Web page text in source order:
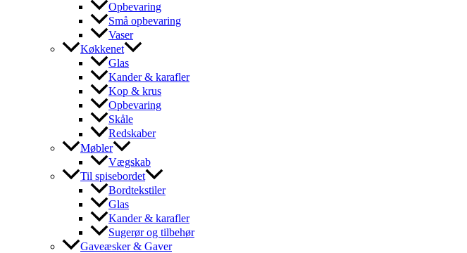
Opbevaring
Små opbevaring
Vaser
Køkkenet
Glas
Kander & karafler
Kop & krus
Opbevaring
Skåle
Redskaber
Møbler
Vægskab
Til spisebordet
Bordtekstiler
Glas
Kander & karafler
Sugerør og tilbehør
Gaveæsker & Gaver